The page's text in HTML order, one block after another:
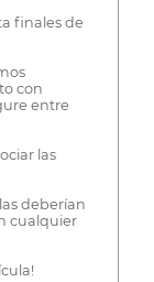
finales de
con
entre
las
deberían
cualquier